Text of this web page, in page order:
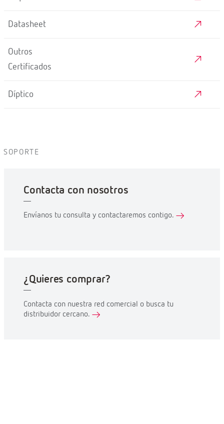
Datasheet
Outros
Certificados
Díptico
SOPORTE
Contacta con nosotros
Envíanos tu consulta y contactaremos contigo.
¿Quieres comprar?
Contacta con nuestra red comercial o busca tu
distribuidor cercano.